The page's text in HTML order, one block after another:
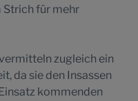
Strich für mehr
zugleich ein
da sie den Insassen
kommenden